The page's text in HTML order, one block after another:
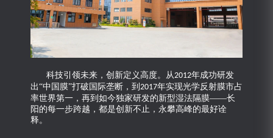
科技引领未来，创新定义高度。从2012年成功研发
出“中国膜”打破国际垄断，到 2017年实现光学反射膜市占
率世界第一，再到如今独家研发的新型湿法隔膜——长
阳的每一步跨越，都是创新不止，永攀高峰的最好诠
释。